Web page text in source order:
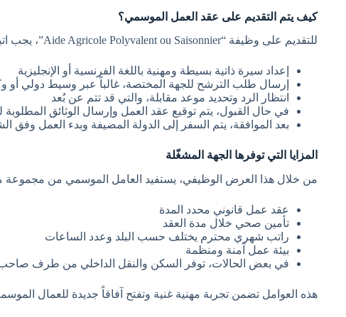
كيف يتم التقديم على عقد العمل الموسمي؟
للتقديم على وظيفة “Aide Agricole Polyvalent ou Saisonnier”، يجب اتباع الخطوات التالية:
إعداد سيرة ذاتية بسيطة ومهنية باللغة الفرنسية أو الإنجليزية
إرسال طلب الترشح للجهة المختصة، غالباً عبر وسيط دولي أو
انتظار الرد وتحديد موعد مقابلة، والتي قد تتم عن بُعد
في حال القبول، يتم توقيع عقد العمل وإرسال الوثائق
بعد الموافقة، يتم السفر إلى الدولة المضيفة وبدء العمل وفق
المزايا التي توفرها الجهة المشغّلة
من خلال هذا العرض الوظيفي، يستفيد العامل الموسمي من مجموعة
عقد عمل قانوني محدد المدة
تأمين صحي خلال مدة العقد
راتب شهري محترم يختلف حسب البلد وعدد الساعات
بيئة عمل آمنة ومنظمة
في بعض الحالات، توفر السكن والنقل الداخلي من طرف
هذه العوامل تضمن تجربة مهنية غنية وتفتح آفاقاً جديدة للعمال